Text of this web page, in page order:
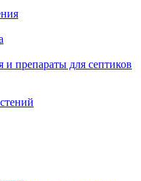
и препараты для септиков